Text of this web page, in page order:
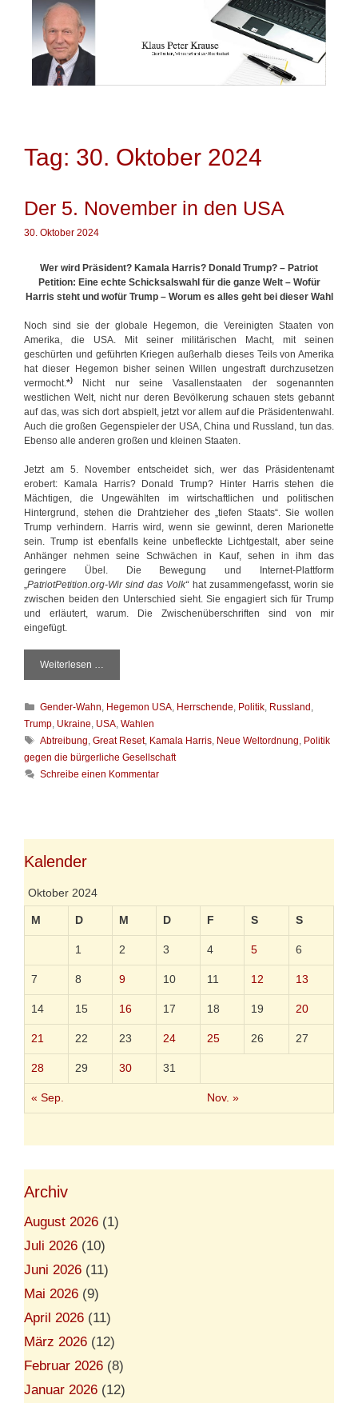
Tag: 30. Oktober 2024
Der 5. November in den USA
30. Oktober 2024
Wer wird Präsident? Kamala Harris? Donald Trump? – Patriot
Petition: Eine echte Schicksalswahl für die ganze Welt – Wofür
Harris steht und wofür Trump – Worum es alles geht bei dieser Wahl
Noch sind sie der globale Hegemon, die Vereinigten Staaten von
Amerika, die USA. Mit seiner militärischen Macht, mit seinen
geschürten und geführten Kriegen außerhalb dieses Teils von Amerika
hat dieser Hegemon bisher seinen Willen ungestraft durchzusetzen
vermocht.*)
Nicht nur seine Vasallenstaaten der sogenannten
westlichen Welt, nicht nur deren Bevölkerung schauen stets gebannt
auf das, was sich dort abspielt, jetzt vor allem auf die Präsidentenwahl.
Auch die großen Gegenspieler der USA, China und Russland, tun das.
Ebenso alle anderen großen und kleinen Staaten.
Jetzt am 5. November entscheidet sich, wer das Präsidentenamt
erobert: Kamala Harris? Donald Trump? Hinter Harris stehen die
Mächtigen, die Ungewählten im wirtschaftlichen und politischen
Hintergrund, stehen die Drahtzieher des „tiefen Staats“. Sie wollen
Trump verhindern. Harris wird, wenn sie gewinnt, deren Marionette
sein. Trump ist ebenfalls keine unbefleckte Lichtgestalt, aber seine
Anhänger nehmen seine Schwächen in Kauf, sehen in ihm das
geringere Übel. Die Bewegung und Internet-Plattform
„PatriotPetition.org-Wir sind das Volk“hat zusammengefasst, worin sie
zwischen beiden den Unterschied sieht. Sie engagiert sich für Trump
und erläutert, warum. Die Zwischenüberschriften sind von mir
eingefügt.
Weiterlesen …
e
5
.
N
o
e
r
n
S
K
a
t
g
o
Gender-Wahn, Hegemon USA, Herrschende, Politik, Russland ,
Trump, Ukraine, USA, Wahlen
S
c
h
ö
t
r
Abtreibung,Great Reset, Kamala Harris, Neue Weltordnung, Politik
gegen die bürgerliche Gesellschaft
Schreibe einen Kommentar
Kalender
Oktober 2024
M D M D F S S
« Sep. Nov. »
1 2 3 4 5 6
7 8 9 10 11 12 13
14 15 16 17 18 19 20
21 22 23 24 25 26 27
28 29 30 31
Archiv
August 2026 (1)
Juli 2026 (10)
Juni 2026 (11)
Mai 2026 (9)
April 2026 (11)
März 2026 (12)
Februar 2026 (8)
Januar 2026 (12)